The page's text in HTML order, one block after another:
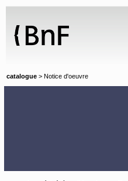
catalogue > Notice d'oeuvre